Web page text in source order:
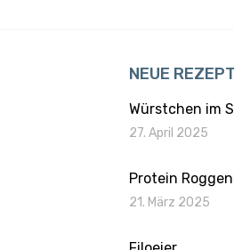
NEUE
Würstchen im
27. April 2025
Protein
21. März 2025